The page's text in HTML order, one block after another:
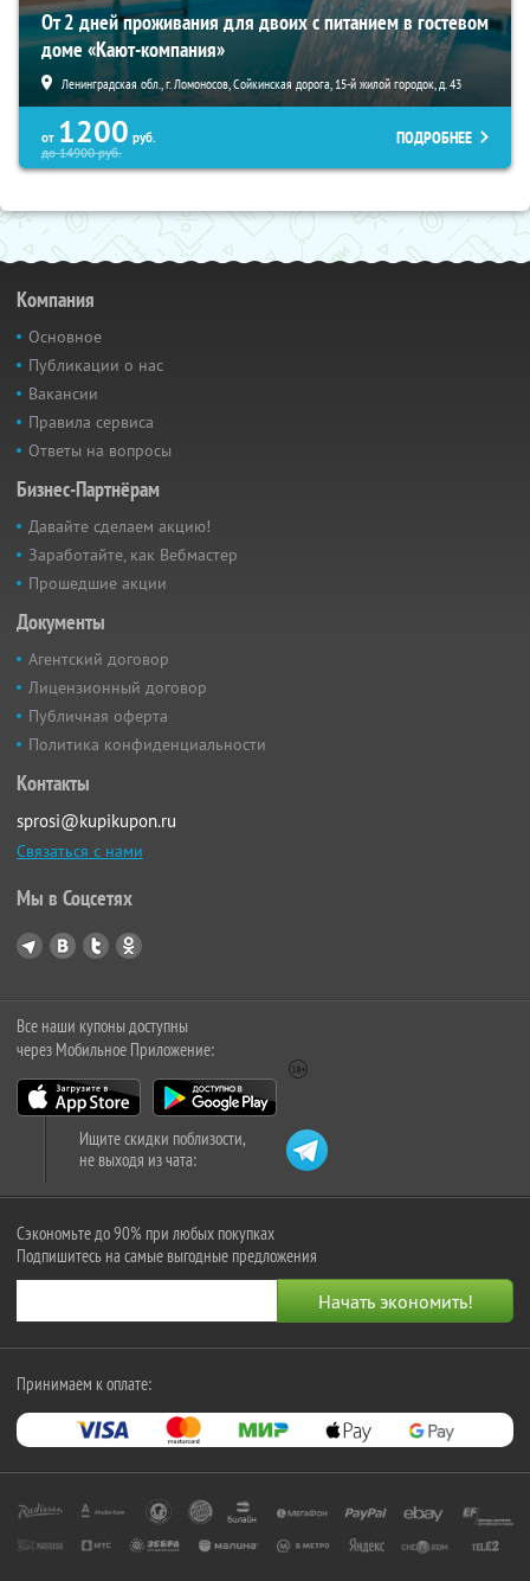
От 2 дней проживания для двоих с питанием в гостевом
доме «Кают-компания»
Ленинградская обл., г. Ломоносов, Сойкинская дорога, 15-й жилой городок, д. 43
от 1200 руб.
до14900руб.
ПОДРОБНЕЕ
Компания
Основное
Публикации о нас
Вакансии
Правила сервиса
Ответы на вопросы
Бизнес-Партнёрам
Давайте сделаем акцию!
Заработайте, как Вебмастер
Прошедшие акции
Документы
Агентский договор
Лицензионный договор
Публичная оферта
Политика конфиденциальности
Контакты
sprosi@kupikupon.ru
Связаться с нами
Мы в Соцсетях
Все наши купоны доступны
через Мобильное Приложение:
Ищите скидки поблизости,
не выходя из чата:
Сэкономьте до 90% при любых покупках
Подпишитесь на самые выгодные предложения
Принимаем к оплате: